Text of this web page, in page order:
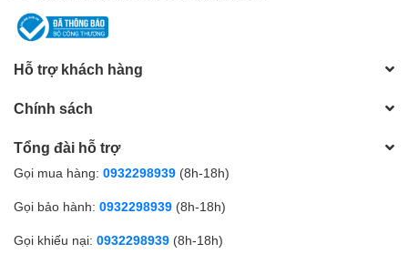
Hỗ trợ khách hàng
Chính sách
Tổng đài hỗ trợ
Gọi mua hàng: 0932298939 (8h-18h)
Gọi bảo hành: 0932298939 (8h-18h)
Gọi khiếu nại: 0932298939 (8h-18h)